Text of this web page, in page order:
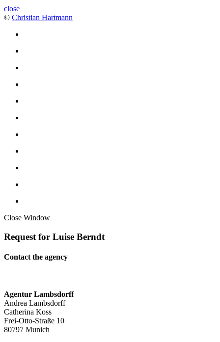
close
© Christian Hartmann
Close Window
Request for Luise Berndt
Contact the agency
Agentur Lambsdorff
Andrea Lambsdorff
Catherina Koss
Frei-Otto-Straße 10
80797 Munich